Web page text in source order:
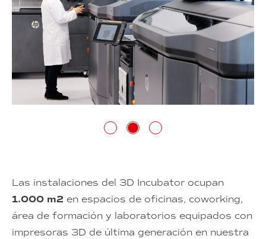
Las instalaciones del 3D Incubator ocupan
1.000 m2 en espacios de oficinas, coworking,
área de formación y laboratorios equipados con
impresoras 3D de última generación en nuestra